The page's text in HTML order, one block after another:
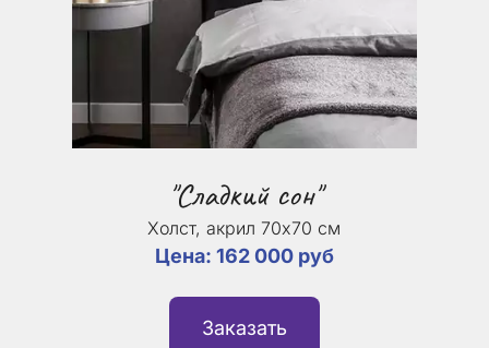
"Сладкий сон"
Холст, акрил 70х70 см
Цена: 162 000 руб
Заказать